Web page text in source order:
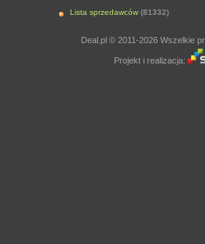
Lista sprzedawców (81332)
Deal.pl © 2011-2026 Wszelkie
Projekt i realizacja: